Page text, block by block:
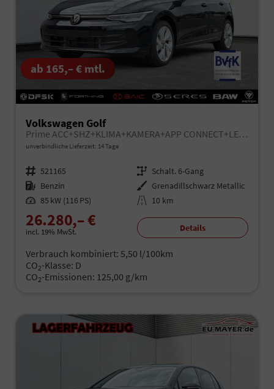
ab 165,– € mtl.
Volkswagen Golf
Prime ACC+SHZ+KLIMA+KAMERA+APP CONNECT+LED+17" ALU
unverbindliche Lieferzeit: 14 Tage
Fahrzeugnr. 521165 Getriebe Schalt. 6-Gang
Kraftstoff Benzin Außenfarbe Grenadillschwarz Metallic
Leistung 85 kW (116 PS) Kilometerstand 10 km
26.280,– €
incl. 19% MwSt. Details
Verbrauch kombiniert: 5,50 l/100km
CO2-Klasse: D
CO2-Emissionen: 125,00 g/km